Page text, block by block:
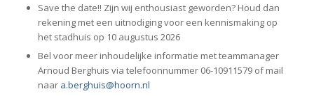
Save the date!! Zijn wij enthousiast geworden? Houd dan
rekening met een uitnodiging voor een kennismaking op
het stadhuis op 10 augustus 2026
Bel voor meer inhoudelijke informatie met teammanager
Arnoud Berghuis via telefoonnummer 06-10911579 of mail
naar a.berghuis@hoorn.nl